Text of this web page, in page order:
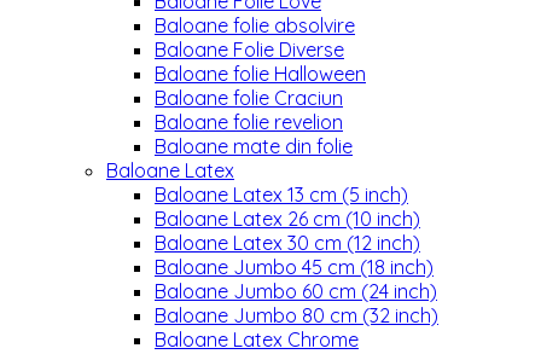
Baloane folie absolvire
Baloane Folie Diverse
Baloane folie Halloween
Baloane folie Craciun
Baloane folie revelion
Baloane mate din folie
Baloane Latex
Baloane Latex 13 cm (5 inch)
Baloane Latex 26 cm (10 inch)
Baloane Latex 30 cm (12 inch)
Baloane Jumbo 45 cm (18 inch)
Baloane Jumbo 60 cm (24 inch)
Baloane Jumbo 80 cm (32 inch)
Baloane Latex Chrome